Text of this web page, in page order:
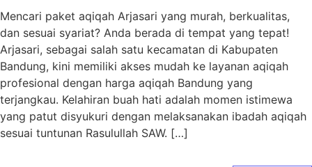
Mencari paket aqiqah Arjasari yang murah, berkualitas,
dan sesuai syariat? Anda berada di tempat yang tepat!
Arjasari, sebagai salah satu kecamatan di Kabupaten
Bandung, kini memiliki akses mudah ke layanan aqiqah
profesional dengan harga aqiqah Bandung yang
terjangkau. Kelahiran buah hati adalah momen istimewa
yang patut disyukuri dengan melaksanakan ibadah aqiqah
sesuai tuntunan Rasulullah SAW. […]